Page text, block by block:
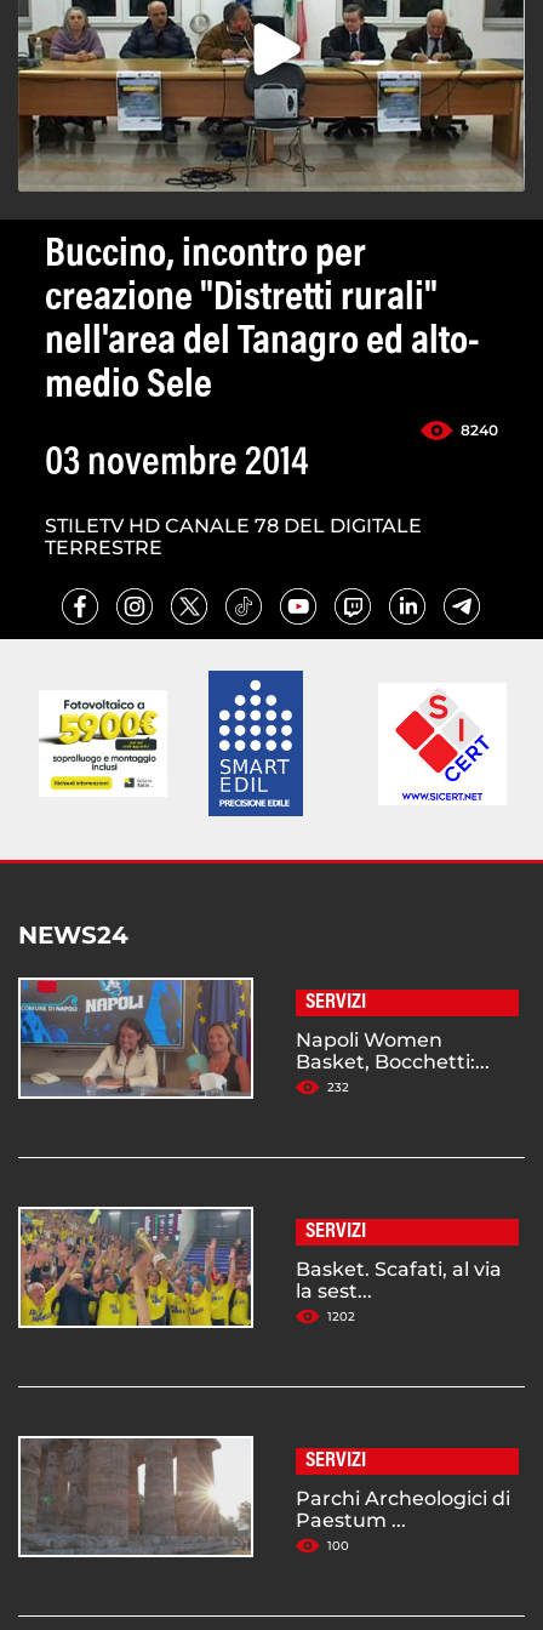
Buccino, incontro per
creazione "Distretti rurali"
nell'area del Tanagro ed alto-
medio Sele
8240
03 novembre 2014
STILETV HD CANALE 78 DEL DIGITALE
TERRESTRE
NEWS24
SERVIZI
Napoli Women
Basket, Bocchetti:...
232
SERVIZI
Basket. Scafati, al via
la sest...
1202
SERVIZI
Parchi Archeologici di
Paestum ...
100